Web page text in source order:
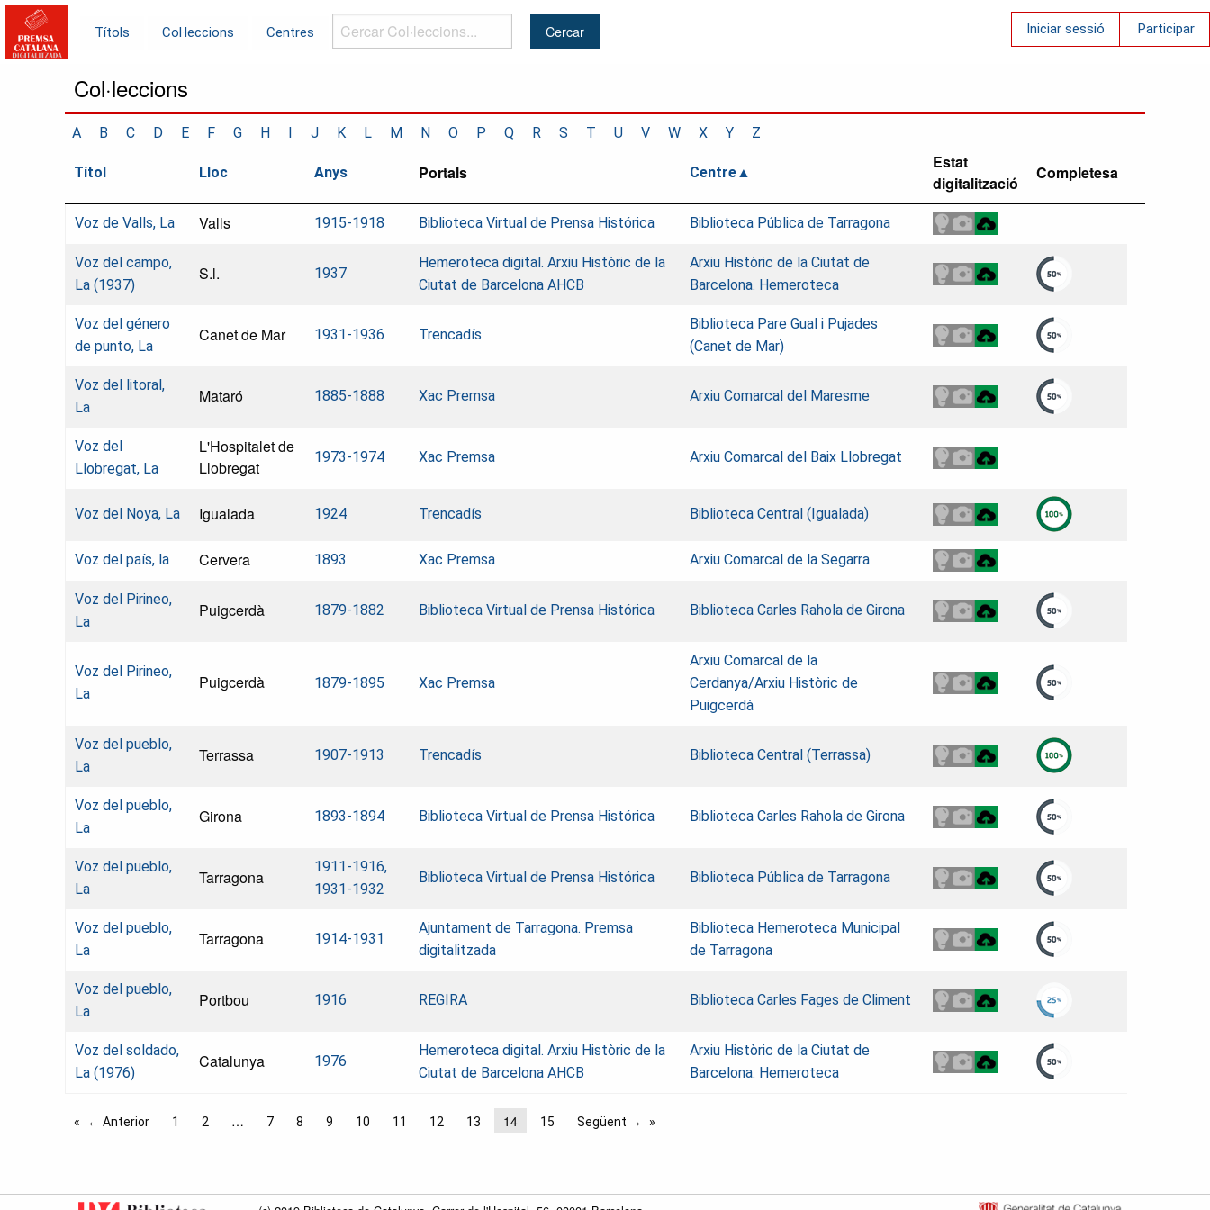
Títols Col·leccions Centres
Cercar
Col·leccions...
Iniciar sessió Participar
Col·leccions
A B C D E F G H I J K L M N O P Q R S T U V W X Y Z
Títol Lloc Anys Portals Centre
Estat
digitalització
Completesa
Voz de Valls, La Valls 1915-1918 Biblioteca Virtual de Prensa Histórica Biblioteca Pública de Tarragona
Voz del campo,
La (1937)
S.l. 1937
Hemeroteca digital. Arxiu Històric de la
Ciutat de Barcelona AHCB
Arxiu Històric de la Ciutat de
Barcelona. Hemeroteca
Voz del género
de punto, La
Canet de Mar 1931-1936 Trencadís
Biblioteca Pare Gual i Pujades
(Canet de Mar)
Voz del litoral,
La
Mataró 1885-1888 Xac Premsa Arxiu Comarcal del Maresme
Voz del
Llobregat, La
L'Hospitalet de
Llobregat
1973-1974 Xac Premsa Arxiu Comarcal del Baix Llobregat
Voz del Noya, La Igualada 1924 Trencadís Biblioteca Central (Igualada)
Voz del país, la Cervera 1893 Xac Premsa Arxiu Comarcal de la Segarra
Voz del Pirineo,
La
Puigcerdà 1879-1882 Biblioteca Virtual de Prensa Histórica Biblioteca Carles Rahola de Girona
Voz del Pirineo,
La
Puigcerdà 1879-1895 Xac Premsa
Arxiu Comarcal de la
Cerdanya/Arxiu Històric de
Puigcerdà
Voz del pueblo,
La
Terrassa 1907-1913 Trencadís Biblioteca Central (Terrassa)
Voz del pueblo,
La
Girona 1893-1894 Biblioteca Virtual de Prensa Histórica Biblioteca Carles Rahola de Girona
Voz del pueblo,
La
Tarragona
1911-1916,
1931-1932
Biblioteca Virtual de Prensa Histórica Biblioteca Pública de Tarragona
Voz del pueblo,
La
Tarragona 1914-1931
Ajuntament de Tarragona. Premsa
digitalitzada
Biblioteca Hemeroteca Municipal
de Tarragona
Voz del pueblo,
La
Portbou 1916 REGIRA Biblioteca Carles Fages de Climent
Voz del soldado,
La (1976)
Catalunya 1976
Hemeroteca digital. Arxiu Històric de la
Ciutat de Barcelona AHCB
Arxiu Històric de la Ciutat de
Barcelona. Hemeroteca
← Anterior 1 2 7 8 9 10 11 12 13 14 15 Següent →